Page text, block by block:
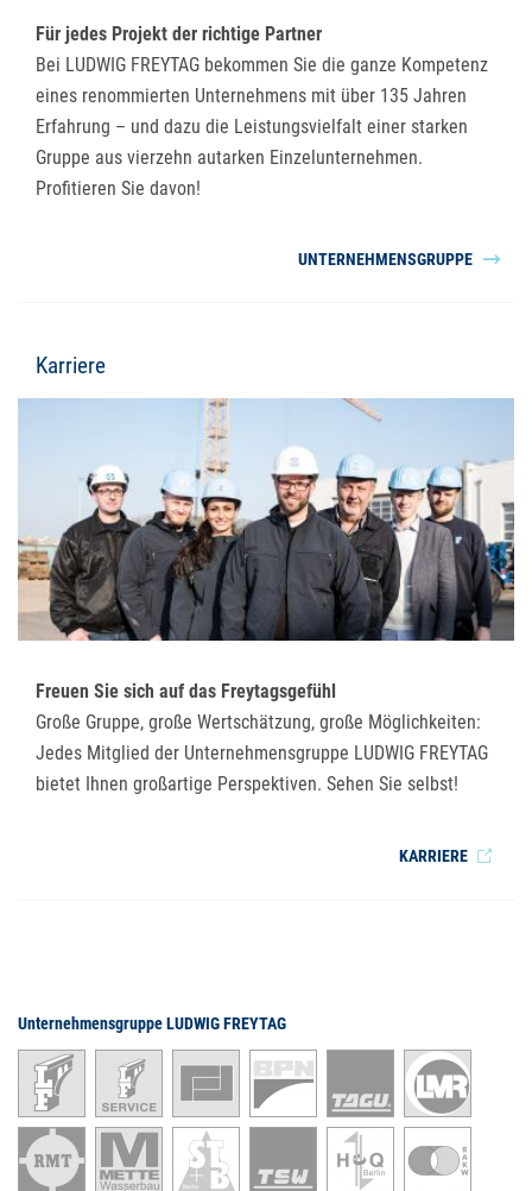
Für jedes Projekt der richtige Partner
Bei LUDWIG FREYTAG bekommen Sie die ganze Kompetenz
eines renommierten Unternehmens mit über 135 Jahren
Erfahrung – und dazu die Leistungsvielfalt einer starken
Gruppe aus vierzehn autarken Einzelunternehmen.
Profitieren Sie davon!
UNTERNEHMENSGRUPPE
Karriere
Freuen Sie sich auf das Freytagsgefühl
Große Gruppe, große Wertschätzung, große Möglichkeiten:
Jedes Mitglied der Unternehmensgruppe LUDWIG FREYTAG
bietet Ihnen großartige Perspektiven. Sehen Sie selbst!
KARRIERE
Unternehmensgruppe LUDWIG FREYTAG